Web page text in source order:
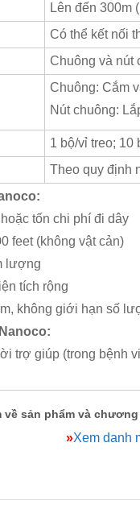
Lên đến 300m
Có thể kết nối
Chuông và nút
Chuông: Cắm
Nút chuông:
1 bộ/vỉ treo; 10
Theo quy định
tốn chi phí đi dây​
feet (không vật cản)​
lượng​
tích rộng​
không giới hạn số
trợ giúp (trong bệnh
về sản phẩm và
»Xem danh